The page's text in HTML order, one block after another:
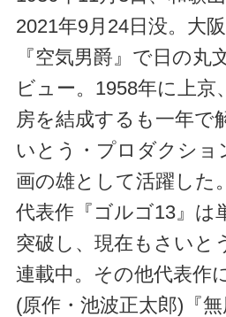
2021年9月24日没。大
『空気男爵』で日の丸
ビュー。1958年に上京
房を結成するも一年で
いとう・プロダクショ
画の雄として活躍した。
代表作『ゴルゴ13』は
突破し、現在もさいと
連載中。その他代表作
(原作・池波正太郎)『